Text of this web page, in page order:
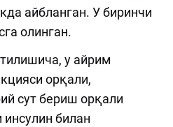
айбланган. У биринчи
олинган.
у айрим
орқали,
сут бериш орқали
билан